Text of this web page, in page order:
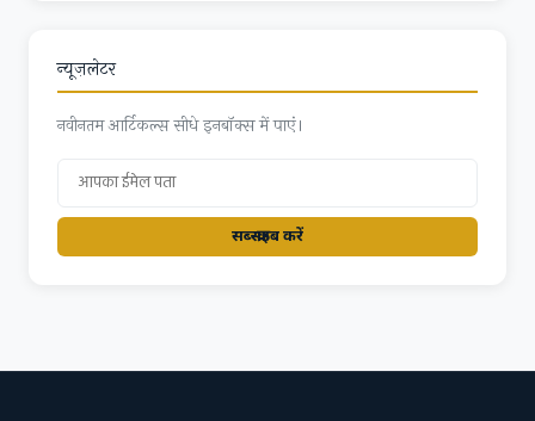
न्यूज़लेटर
नवीनतम आर्टिकल्स सीधे इनबॉक्स में पाएं।
सब्स्क्राइब करें